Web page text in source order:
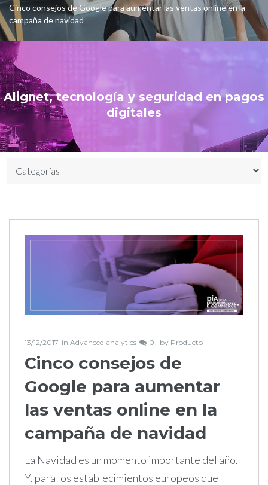
Cinco consejos de Google para aumentar las ventas online en la
campaña de navidad
Alignet, tecnología y seguridad en pagos
digitales
13/12/2017 in Advanced analytics 0 by Producto
Cinco consejos de
Google para aumentar
las ventas online en la
campaña de navidad
La Navidad es un momento importante del año.
Y, para los establecimientos europeos que